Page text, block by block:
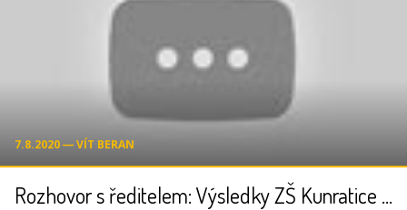
7.8.2020 ― VÍT BERAN
Rozhovor s ředitelem: Výsledky ZŠ Kunratice - Vít Beran |Učíme online|